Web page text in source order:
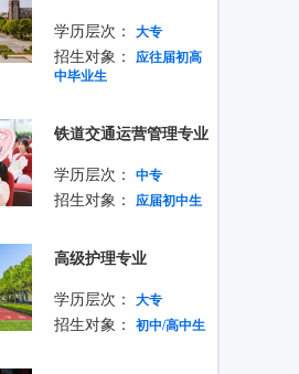
学历层次： 大专
招生对象： 应往届初高
中毕业生
铁道交通运营管理专业
学历层次： 中专
招生对象： 应届初中生
高级护理专业
学历层次： 大专
招生对象： 初中/高中生